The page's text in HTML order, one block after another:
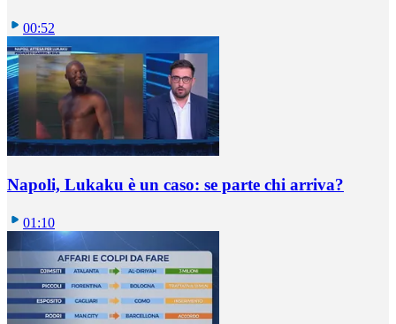
00:52
Napoli, Lukaku è un caso: se parte chi arriva?
01:10